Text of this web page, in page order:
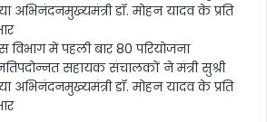
अभिनंदनमुख्यमंत्री डॉ. मोहन यादव के प्रति
विभाग में पहली बार 80 परियोजना
सहायक संचालकों ने मंत्री सुश्री
अभिनंदनमुख्यमंत्री डॉ. मोहन यादव के प्रति